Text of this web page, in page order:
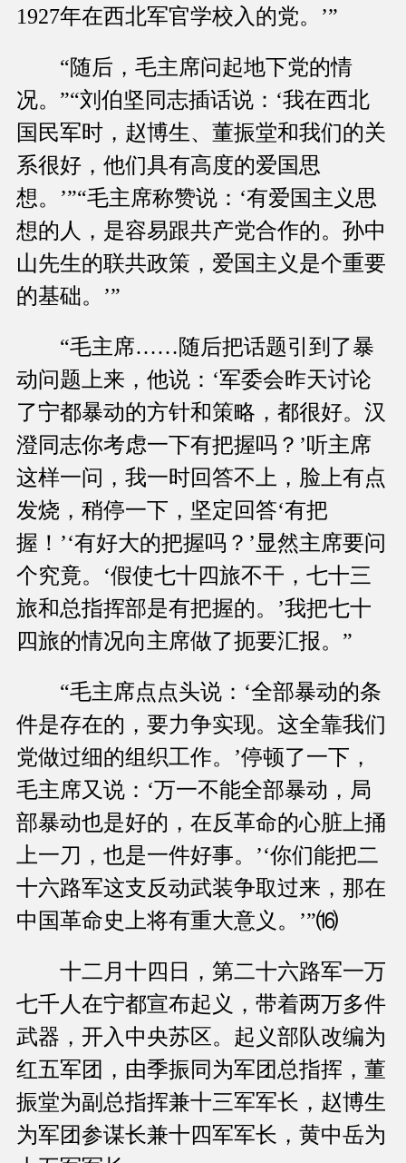
1927年在西北军官学校入的党。’”
“随后，毛主席问起地下党的情
况。”“刘伯坚同志插话说：‘我在西北
国民军时，赵博生、董振堂和我们的关
系很好，他们具有高度的爱国思
想。’”“毛主席称赞说：‘有爱国主义思
想的人，是容易跟共产党合作的。孙中
山先生的联共政策，爱国主义是个重要
的基础。’”
“毛主席……随后把话题引到了暴
动问题上来，他说：‘军委会昨天讨论
了宁都暴动的方针和策略，都很好。汉
澄同志你考虑一下有把握吗？’听主席
这样一问，我一时回答不上，脸上有点
发烧，稍停一下，坚定回答‘有把
握！’‘有好大的把握吗？’显然主席要问
个究竟。‘假使七十四旅不干，七十三
旅和总指挥部是有把握的。’我把七十
四旅的情况向主席做了扼要汇报。”
“毛主席点点头说：‘全部暴动的条
件是存在的，要力争实现。这全靠我们
党做过细的组织工作。’停顿了一下，
毛主席又说：‘万一不能全部暴动，局
部暴动也是好的，在反革命的心脏上捅
上一刀，也是一件好事。’‘你们能把二
十六路军这支反动武装争取过来，那在
中国革命史上将有重大意义。’”⒃
十二月十四日，第二十六路军一万
七千人在宁都宣布起义，带着两万多件
武器，开入中央苏区。起义部队改编为
红五军团，由季振同为军团总指挥，董
振堂为副总指挥兼十三军军长，赵博生
为军团参谋长兼十四军军长，黄中岳为